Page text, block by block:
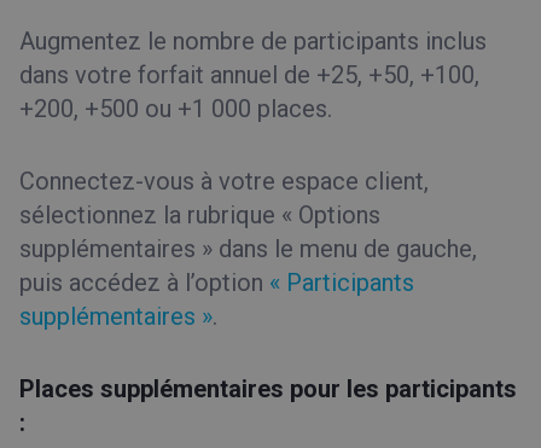
Augmentez le nombre de participants inclus
dans votre forfait annuel de +25, +50, +100,
+200, +500 ou +1 000 places.
Connectez-vous à votre espace client,
sélectionnez la rubrique « Options
supplémentaires » dans le menu de gauche,
puis accédez à l’option « Participants
supplémentaires ».
Places supplémentaires pour les participants
: